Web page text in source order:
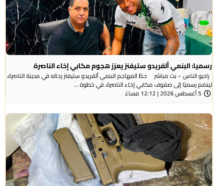
رسميا: البنمي ألفريدو ستيفنز يعزز هجوم مكابي إخاء الناصرة
راديو الناس – بث مباشر حطّ المهاجم البنمي ألفريدو ستيفنز رحاله في مدينة الناصرة،
لينضم رسميًا إلى صفوف مكابي إخاء الناصرة، في خطوة ...
5 أغسطس 2026 | 12:12 مساءً